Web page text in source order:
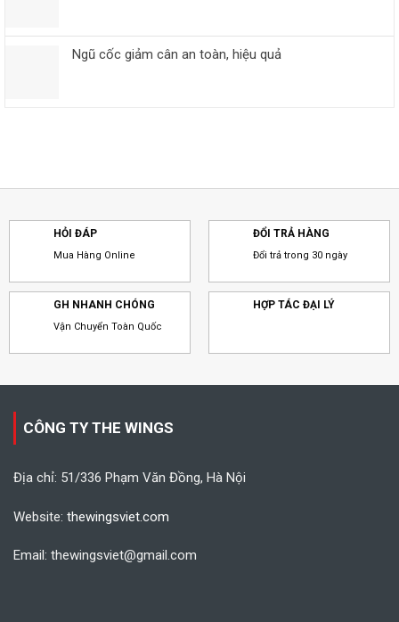
Ngũ cốc giảm cân an toàn, hiệu quả
HỎI ĐÁP
Mua Hàng Online
ĐỔI TRẢ HÀNG
Đổi trả trong 30 ngày
GH NHANH CHÓNG
Vận Chuyển Toàn Quốc
HỢP TÁC ĐẠI LÝ
CÔNG TY THE WINGS
Địa chỉ: 51/336 Phạm Văn Đồng, Hà Nội
Website: thewingsviet.com
Email: thewingsviet@gmail.com